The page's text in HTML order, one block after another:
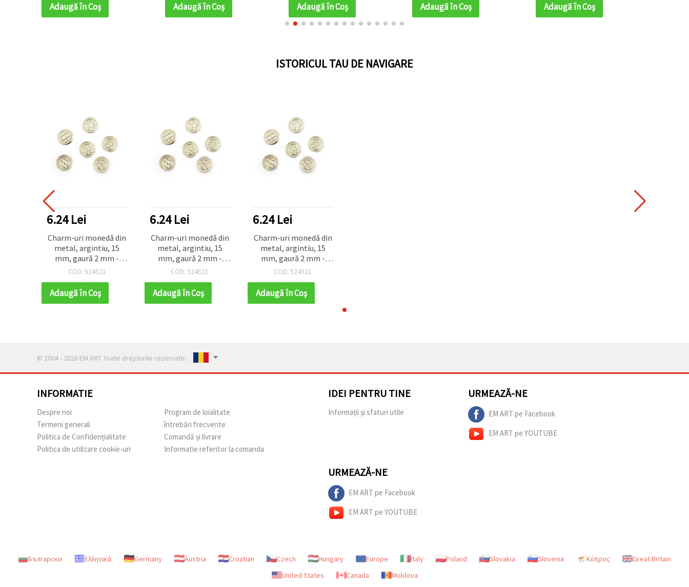
Adaugă în Coş Adaugă în Coş Adaugă în Coş Adaugă în Coş Adaugă în Coş
ISTORICUL TAU DE NAVIGARE
6.24 Lei
Charm-uri monedă din
metal, argintiu, 15
mm, gaură 2 mm -
pachet de 50 buc.,
handmade
COD: 524521
Adaugă în Coş
6.24 Lei
Charm-uri monedă din
metal, argintiu, 15
mm, gaură 2 mm -
pachet de 50 buc.,
handmade
COD: 524521
Adaugă în Coş
6.24 Lei
Charm-uri monedă din
metal, argintiu, 15
mm, gaură 2 mm -
pachet de 50 buc.,
handmade
COD: 524521
Adaugă în Coş
© 2004 - 2026 EM ART Toate drepturile rezervate..
INFORMATIE
Despre noi
Termeni generali
Politica de Confidențialitate
Politica de utilizare cookie-uri
Program de loialitate
întrebări frecvente
Comandă și livrare
Informatie referitor la comanda
IDEI PENTRU TINE
Informații și sfaturi utile
URMEAZĂ-NE
EM ART pe Facebook
EM ART pe YOUTUBE
URMEAZĂ-NE
EM ART pe Facebook
EM ART pe YOUTUBE
Български Ελληνικά Germany Austria Croatian Czech Hungary Europe Italy Poland Slovakia Slovenia Κύπρος
Great Britain
United States
Canada Moldova